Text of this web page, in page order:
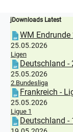
jDownloads Latest
WM Endrunde
25.05.2026
Ligen
Deutschland
25.05.2026
2.Bundesliga
Frankreich -
25.05.2026
Ligue 1
Deutschland